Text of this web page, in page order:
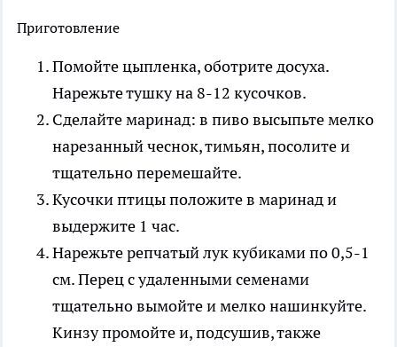
Приготовление
Помойте цыпленка, оботрите досуха.
Нарежьте тушку на 8-12 кусочков.
Сделайте маринад: в пиво высыпьте мелко
нарезанный чеснок, тимьян, посолите и
тщательно перемешайте.
Кусочки птицы положите в маринад и
выдержите 1 час.
Нарежьте репчатый лук кубиками по 0,5-1
см. Перец с удаленными семенами
тщательно вымойте и мелко нашинкуйте.
Кинзу промойте и, подсушив, также